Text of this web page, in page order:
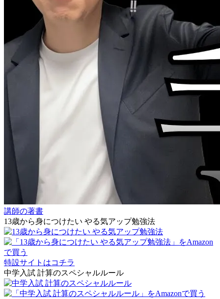
講師の著書
13歳から身につけたい やる気アップ勉強法
特設サイトはコチラ
中学入試 計算のスペシャルルール